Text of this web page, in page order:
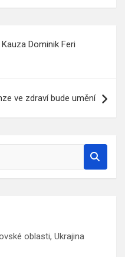
Dominik Feri
ve zdraví bude umění
oblasti, Ukrajina